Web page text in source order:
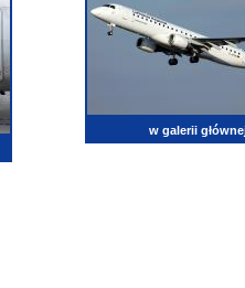
w galerii